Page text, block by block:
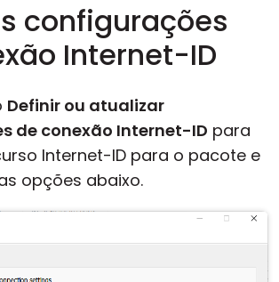
configurações
Internet-ID
Definir ou atualizar
de conexão Internet-ID para
Internet-ID para o pacote e
opções abaixo.